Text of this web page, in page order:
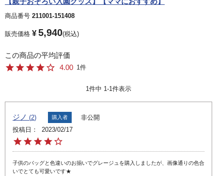
【親子おそろい入園グッズ】【ママにおすすめ】
商品番号 211001-151408
販売価格 ¥ 5,940 税込
4.00 1
1件中 1-1件表示
ジノ 2 購入者
非公開
投稿日
2023/02/17
子供のバッグと色違いのお揃いでグレージュを購入しましたが、画像通りの色合
いでとても可愛いです★